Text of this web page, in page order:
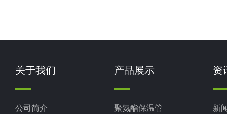
关于我们
公司简介
产品展示
聚氨酯保温管
资
新